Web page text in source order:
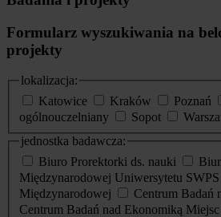
Formularz wyszukiwania na
projekty
lokalizacja:
Katowice
Kraków Poznań
ogólnouczelniany
Sopot
jednostka badawcza:
Biuro Prorektorki ds. nauki
Międzynarodowej Uniwersytetu SWPS
Międzynarodowej
Centrum Badań
Centrum Badań nad Ekonomiką Miejsc